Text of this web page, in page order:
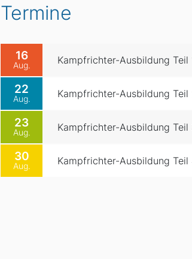
Termine
16
Aug. Kampfrichter-Ausbildung Teil
22
Aug. Kampfrichter-Ausbildung Teil
23
Aug. Kampfrichter-Ausbildung Teil
30
Aug. Kampfrichter-Ausbildung Teil